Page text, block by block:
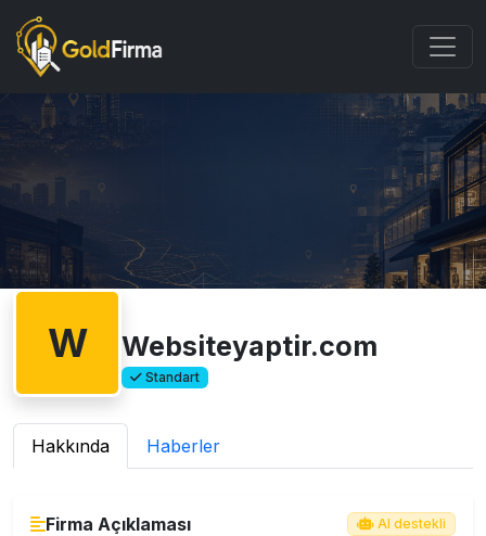
W Websiteyaptir.com
Standart
Hakkında Haberler
Firma Açıklaması AI destekli